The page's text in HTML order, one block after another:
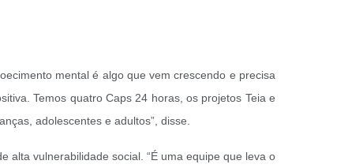
mental é algo que vem crescendo e precisa
Temos quatro Caps 24 horas, os projetos Teia e
adolescentes e adultos”, disse.
alta vulnerabilidade social. “É uma equipe que leva o